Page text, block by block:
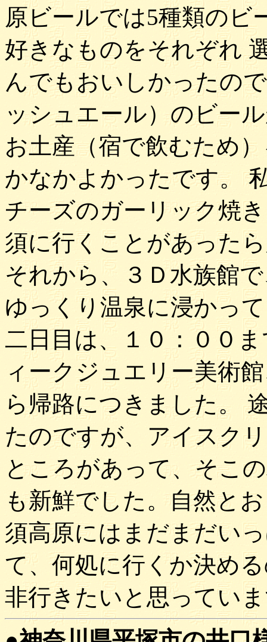
原ビールでは5種類のビ
好きなものをそれぞれ
んでもおいしかったの
ッシュエール）のビー
お土産（宿で飲むため
かなかよかったです。
チーズのガーリック焼
須に行くことがあった
それから、３Ｄ水族館
ゆっくり温泉に浸かっ
二日目は、１０：００
ィークジュエリー美術
ら帰路につきました。
たのですが、アイスク
ところがあって、そこ
も新鮮でした。自然と
須高原にはまだまだい
て、何処に行くか決め
非行きたいと思ってい